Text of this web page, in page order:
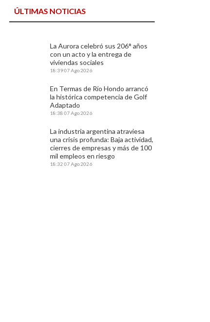
ÚLTIMAS NOTICIAS
La Aurora celebró sus 206° años
con un acto y la entrega de
viviendas sociales
18:3907 Ago 2026
En Termas de Río Hondo arrancó
la histórica competencia de Golf
Adaptado
18:38 07 Ago 2026
La industria argentina atraviesa
una crisis profunda: Baja actividad,
cierres de empresas y más de 100
mil empleos en riesgo
18:32 07 Ago 2026